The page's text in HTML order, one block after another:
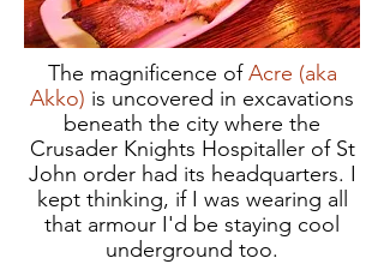
The magnificence of Acre (aka
Akko) is uncovered in excavations
beneath the city where the
Crusader Knights Hospitaller of St
John order had its headquarters. I
kept thinking, if I was wearing all
that armour I'd be staying cool
underground too.